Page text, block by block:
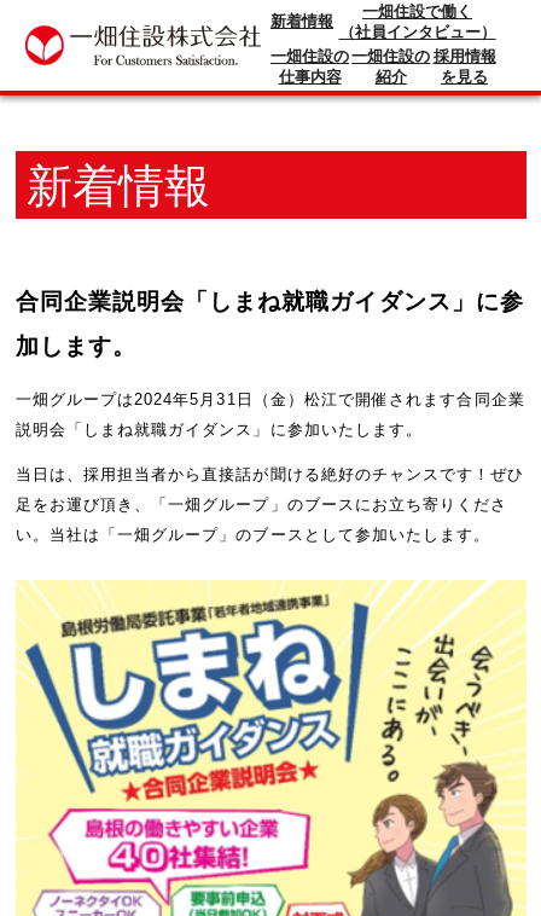
新着情報
一畑住設で働く
（社員インタビュー）
一畑住設の
仕事内容
一畑住設の
紹介
採用情報
を見る
新着情報
合同企業説明会「しまね就職ガイダンス」に参
加します。
一畑グループは2024年5月31日（金）松江で開催されます合同企業
説明会「しまね就職ガイダンス」に参加いたします。
当日は、採用担当者から直接話が聞ける絶好のチャンスです！ぜひ
足をお運び頂き、「一畑グループ」のブースにお立ち寄りくださ
い。当社は「一畑グループ」のブースとして参加いたします。